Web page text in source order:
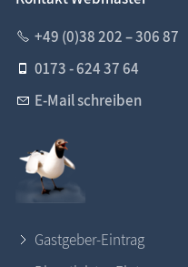
+49 (0)38 202 – 306 87
0173 - 624 37 64
E-Mail schreiben
Gastgeber-Eintrag